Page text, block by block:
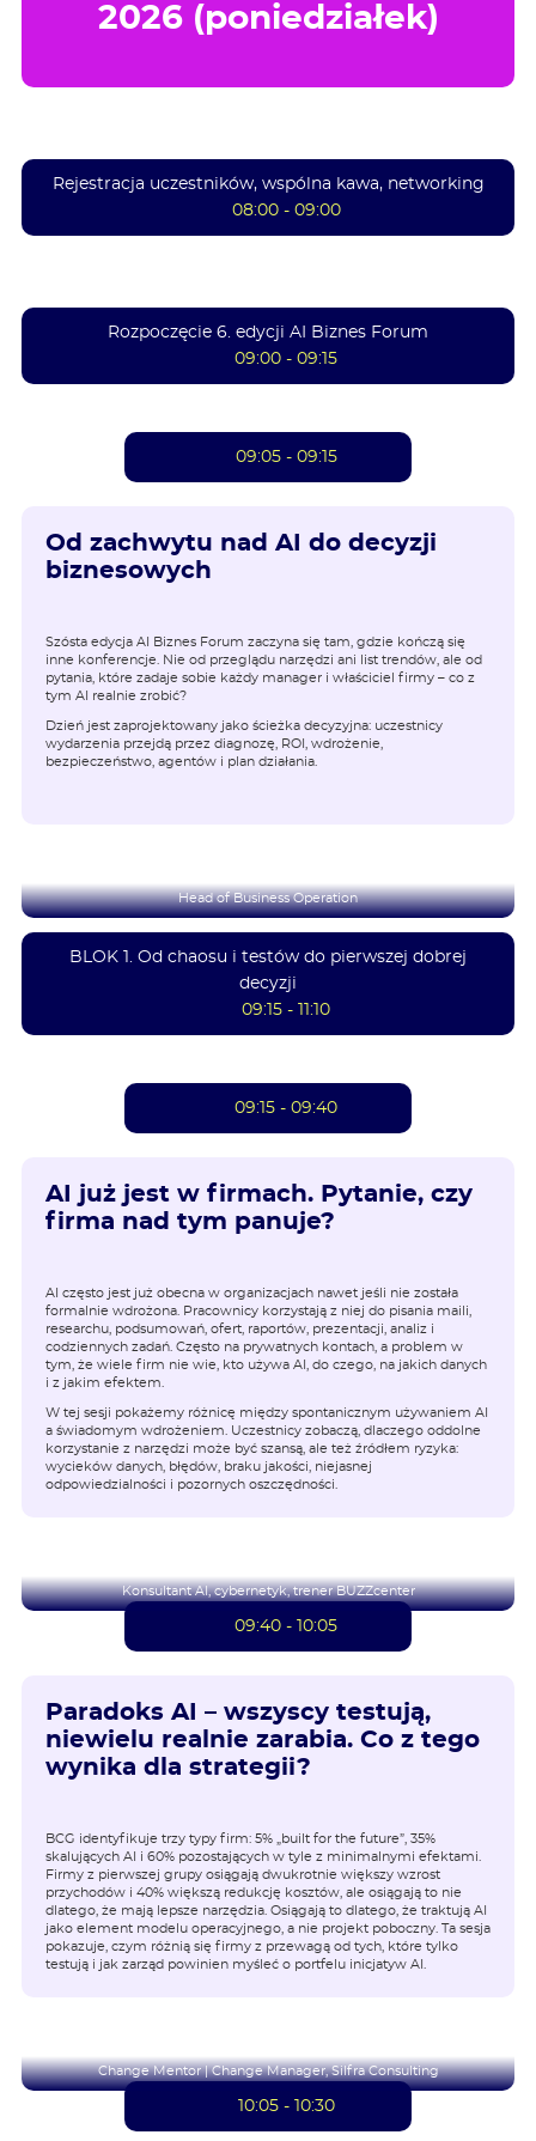
2026 (poniedziałek)
Rejestracja uczestników, wspólna kawa, networking
08:00 - 09:00
Rozpoczęcie 6. edycji AI Biznes Forum
09:00 - 09:15
09:05 - 09:15
Od zachwytu nad AI do decyzji
biznesowych
Szósta edycja AI Biznes Forum zaczyna się tam, gdzie kończą się
inne konferencje. Nie od przeglądu narzędzi ani list trendów, ale od
pytania, które zadaje sobie każdy manager i właściciel firmy – co z
tym AI realnie zrobić?
Dzień jest zaprojektowany jako ścieżka decyzyjna: uczestnicy
wydarzenia przejdą przez diagnozę, ROI, wdrożenie,
bezpieczeństwo, agentów i plan działania.
Head of Business Operation
BLOK 1. Od chaosu i testów do pierwszej dobrej
decyzji
09:15 - 11:10
09:15 - 09:40
AI już jest w firmach. Pytanie, czy
firma nad tym panuje?
AI często jest już obecna w organizacjach nawet jeśli nie została
formalnie wdrożona. Pracownicy korzystają z niej do pisania maili,
researchu, podsumowań, ofert, raportów, prezentacji, analiz i
codziennych zadań. Często na prywatnych kontach, a problem w
tym, że wiele firm nie wie, kto używa AI, do czego, na jakich danych
i z jakim efektem.
W tej sesji pokażemy różnicę między spontanicznym używaniem AI
a świadomym wdrożeniem. Uczestnicy zobaczą, dlaczego oddolne
korzystanie z narzędzi może być szansą, ale też źródłem ryzyka:
wycieków danych, błędów, braku jakości, niejasnej
odpowiedzialności i pozornych oszczędności.
Konsultant AI, cybernetyk, trener BUZZcenter
09:40 - 10:05
Paradoks AI – wszyscy testują,
niewielu realnie zarabia. Co z tego
wynika dla strategii?
BCG identyfikuje trzy typy firm: 5% „built for the future”, 35%
skalujących AI i 60% pozostających w tyle z minimalnymi efektami.
Firmy z pierwszej grupy osiągają dwukrotnie większy wzrost
przychodów i 40% większą redukcję kosztów, ale osiągają to nie
dlatego, że mają lepsze narzędzia. Osiągają to dlatego, że traktują AI
jako element modelu operacyjnego, a nie projekt poboczny. Ta sesja
pokazuje, czym różnią się firmy z przewagą od tych, które tylko
testują i jak zarząd powinien myśleć o portfelu inicjatyw AI.
Change Mentor | Change Manager, Silfra Consulting
10:05 - 10:30